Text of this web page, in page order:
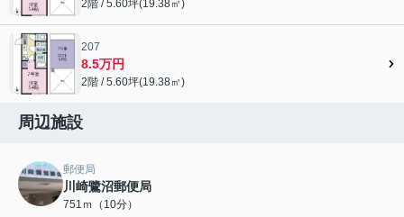
2階 / 5.60坪(19.38㎡)
207
8.5万円
2階 / 5.60坪(19.38㎡)
周辺施設
郵便局
川崎鷺沼郵便局
751ｍ（10分）